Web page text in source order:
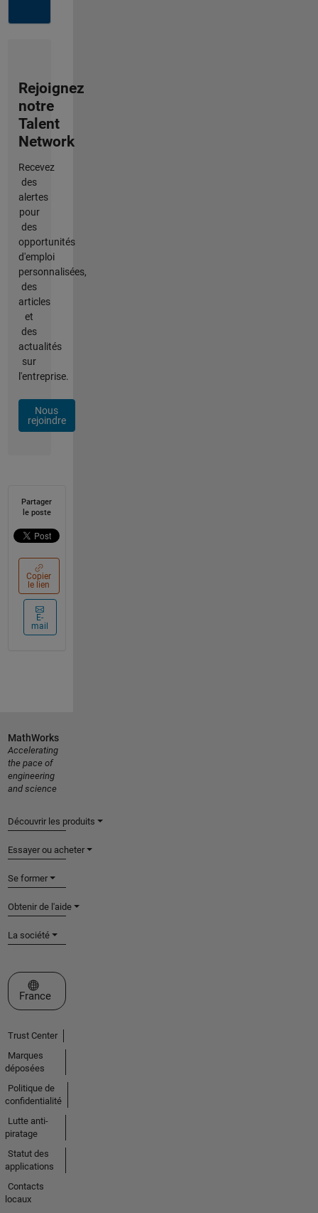
Rejoignez
notre
Talent
Network
Recevez
des
alertes
pour
des
opportunités
d'emploi
personnalisées,
des
articles
et
des
actualités
sur
l'entreprise.
Nous
rejoindre
Partager
le poste
Copier
le lien
E-
mail
MathWorks
Accelerating
the pace of
engineering
and science
Découvrir les produits
Essayer ou acheter
Se former
Obtenir de l'aide
La société
Sélectionner un site web
France
Trust Center
Marques
déposées
Politique de
confidentialité
Lutte anti-
piratage
Statut des
applications
Contacts
locaux